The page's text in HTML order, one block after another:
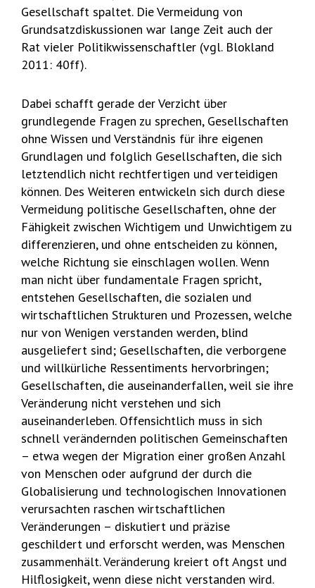
Gesellschaft spaltet. Die Vermeidung von
Grundsatzdiskussionen war lange Zeit auch der
Rat vieler Politikwissenschaftler (vgl. Blokland
2011: 40ff).
Dabei schafft gerade der Verzicht über
grundlegende Fragen zu sprechen, Gesellschaften
ohne Wissen und Verständnis für ihre eigenen
Grundlagen und folglich Gesellschaften, die sich
letztendlich nicht rechtfertigen und verteidigen
können. Des Weiteren entwickeln sich durch diese
Vermeidung politische Gesellschaften, ohne der
Fähigkeit zwischen Wichtigem und Unwichtigem zu
differenzieren, und ohne entscheiden zu können,
welche Richtung sie einschlagen wollen. Wenn
man nicht über fundamentale Fragen spricht,
entstehen Gesellschaften, die sozialen und
wirtschaftlichen Strukturen und Prozessen, welche
nur von Wenigen verstanden werden, blind
ausgeliefert sind; Gesellschaften, die verborgene
und willkürliche Ressentiments hervorbringen;
Gesellschaften, die auseinanderfallen, weil sie ihre
Veränderung nicht verstehen und sich
auseinanderleben. Offensichtlich muss in sich
schnell verändernden politischen Gemeinschaften
– etwa wegen der Migration einer großen Anzahl
von Menschen oder aufgrund der durch die
Globalisierung und technologischen Innovationen
verursachten raschen wirtschaftlichen
Veränderungen – diskutiert und präzise
geschildert und erforscht werden, was Menschen
zusammenhält. Veränderung kreiert oft Angst und
Hilflosigkeit, wenn diese nicht verstanden wird.